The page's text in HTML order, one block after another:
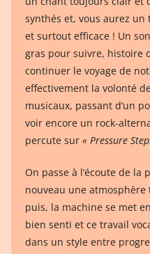
synthés et, vous aurez
et surtout efficace ! Un
gras pour suivre, histoire
continuer le voyage de
effectivement la volonté
musicaux, passant d’un
voir encore un rock-
percute sur « Pressure
On passe à l’écoute de
nouveau une atmosphère
puis, la machine se met
bien senti et ce travail
dans un style entre